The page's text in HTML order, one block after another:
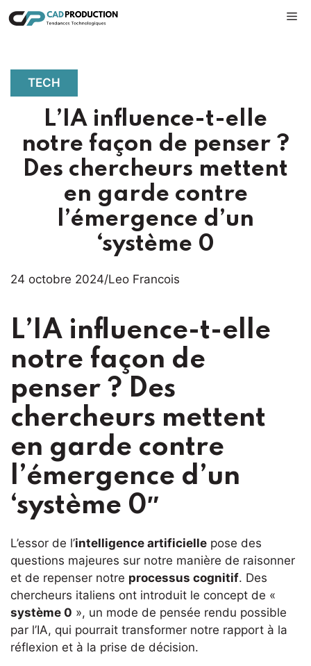
Aller
au
TECH
L’IA influence-t-elle
notre façon de penser ?
Des chercheurs mettent
en garde contre
l’émergence d’un
‘système 0
24 octobre 2024/Leo Francois
L’IA influence-t-elle
notre façon de
penser ? Des
chercheurs mettent
en garde contre
l’émergence d’un
‘système 0″
L’essor de l’intelligence artificielle pose des
questions majeures sur notre manière de raisonner
et de repenser notre processus cognitif. Des
chercheurs italiens ont introduit le concept de «
système 0 », un mode de pensée rendu possible
par l’IA, qui pourrait transformer notre rapport à la
réflexion et à la prise de décision.